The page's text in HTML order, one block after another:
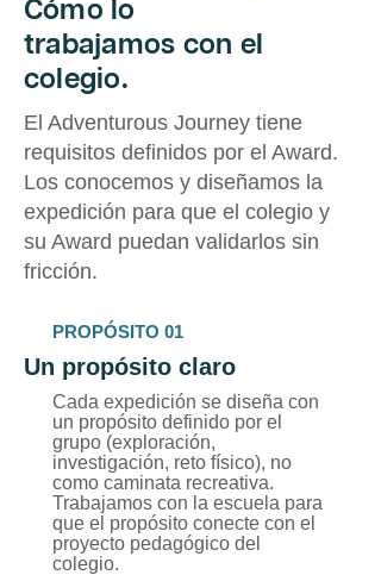
Cómo lo
trabajamos con el
colegio.
El Adventurous Journey tiene
requisitos definidos por el Award.
Los conocemos y diseñamos la
expedición para que el colegio y
su Award puedan validarlos sin
fricción.
PROPÓSITO 01
Un propósito claro
Cada expedición se diseña con
un propósito definido por el
grupo (exploración,
investigación, reto físico), no
como caminata recreativa.
Trabajamos con la escuela para
que el propósito conecte con el
proyecto pedagógico del
colegio.